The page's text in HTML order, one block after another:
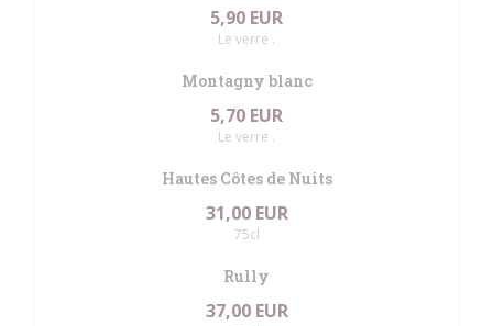
5,90 EUR
Le verre .
Montagny blanc
5,70 EUR
Le verre .
Hautes Côtes de Nuits
31,00 EUR
75cl
Rully
37,00 EUR